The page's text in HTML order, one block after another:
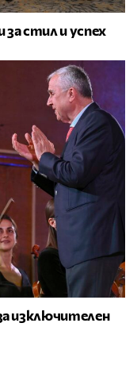
стил и успех
изключителен